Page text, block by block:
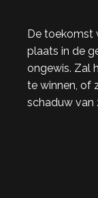
De toekomst
plaats in de
ongewis. Zal
te winnen, of
schaduw van